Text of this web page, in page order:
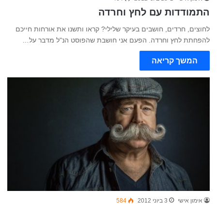
התמודדות עם לחץ וחרדה
לחוצים, חרדים, חושבים בעיקר שלילי? קראו ותשנו את אורחות חייכם
להפחתת לחץ וחרדה. הפעם אני חושבת שהפוסט הנ"ל מדבר על…
המשך קריאה
אימון אישי 3 ביוני 2012 584